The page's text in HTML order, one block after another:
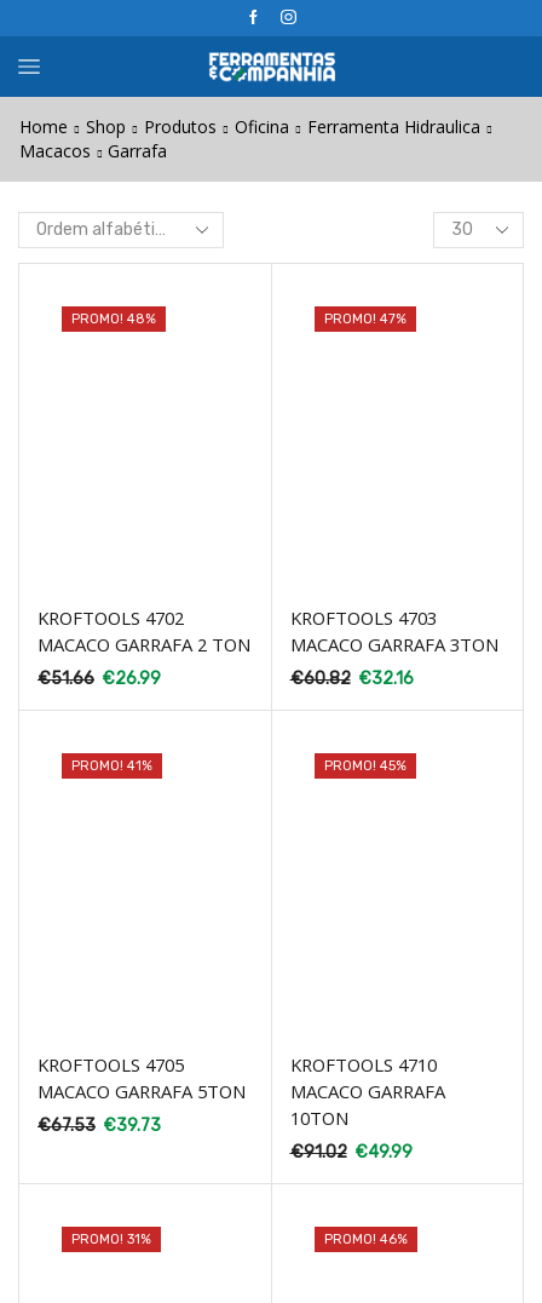
Home Shop Produtos Oficina
Ferramenta Hidraulica
Macacos
Garrafa
Products
per
PROMO! 48%
KROFTOOLS 4702
MACACO GARRAFA 2 TON
€51.66 €26.99
PROMO! 47%
KROFTOOLS 4703
MACACO GARRAFA 3TON
€60.82 €32.16
PROMO! 41%
KROFTOOLS 4705
MACACO GARRAFA 5TON
€67.53 €39.73
PROMO! 45%
KROFTOOLS 4710
MACACO GARRAFA
10TON
€91.02 €49.99
PROMO! 31% PROMO! 46%